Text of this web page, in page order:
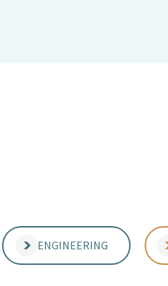
ENGINEERING